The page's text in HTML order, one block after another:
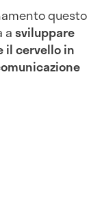
questo
asviluppare
il cervello in